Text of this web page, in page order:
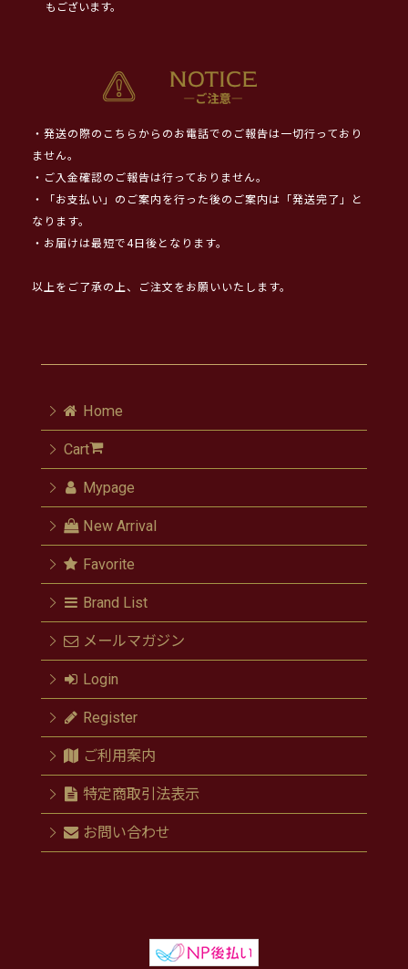
もございます。
・発送の際のこちらからのお電話でのご報告は一切行っており
ません。
・ご入金確認のご報告は行っておりません。
・「お支払い」のご案内を行った後のご案内は「発送完了」と
なります。
・お届けは最短で4日後となります。
以上をご了承の上、ご注文をお願いいたします。
Home
Cart
Mypage
New Arrival
Favorite
Brand List
メールマガジン
Login
Register
ご利用案内
特定商取引法表示
お問い合わせ